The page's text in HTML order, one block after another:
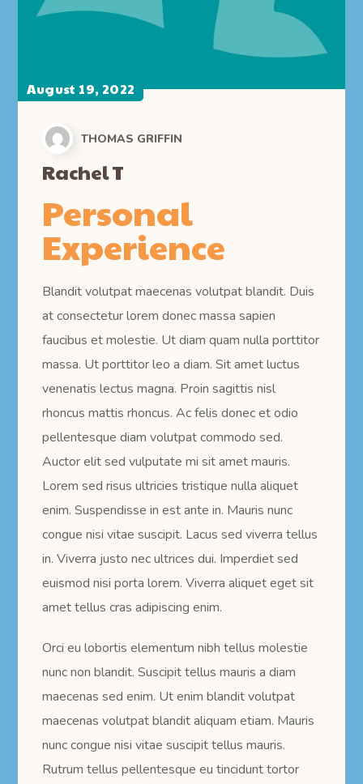
August 19, 2022
THOMAS GRIFFIN
Rachel T
Personal
Experience
Blandit volutpat maecenas volutpat blandit. Duis
at consectetur lorem donec massa sapien
faucibus et molestie. Ut diam quam nulla porttitor
massa. Ut porttitor leo a diam. Sit amet luctus
venenatis lectus magna. Proin sagittis nisl
rhoncus mattis rhoncus. Ac felis donec et odio
pellentesque diam volutpat commodo sed.
Auctor elit sed vulputate mi sit amet mauris.
Lorem sed risus ultricies tristique nulla aliquet
enim. Suspendisse in est ante in. Mauris nunc
congue nisi vitae suscipit. Lacus sed viverra tellus
in. Viverra justo nec ultrices dui. Imperdiet sed
euismod nisi porta lorem. Viverra aliquet eget sit
amet tellus cras adipiscing enim.
Orci eu lobortis elementum nibh tellus molestie
nunc non blandit. Suscipit tellus mauris a diam
maecenas sed enim. Ut enim blandit volutpat
maecenas volutpat blandit aliquam etiam. Mauris
nunc congue nisi vitae suscipit tellus mauris.
Rutrum tellus pellentesque eu tincidunt tortor